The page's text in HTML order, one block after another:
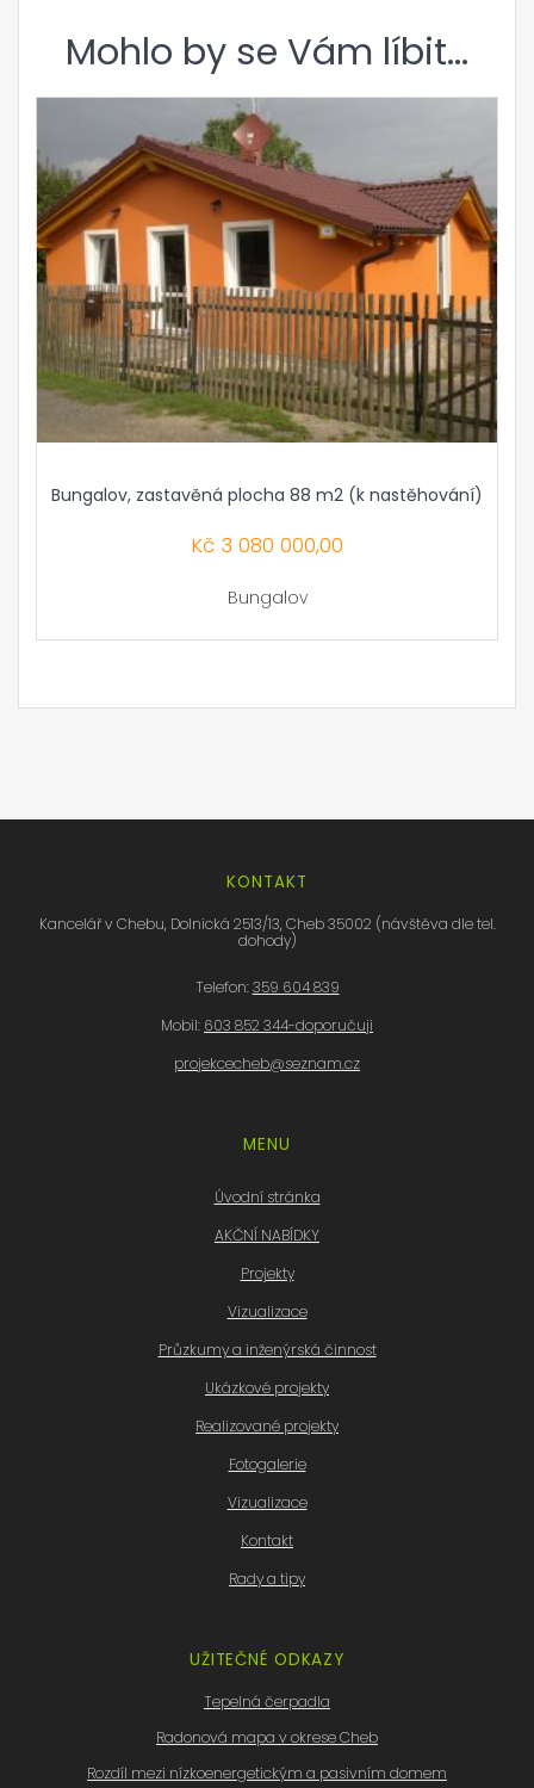
Mohlo by se Vám líbit…
Bungalov, zastavěná plocha 88 m2 (k nastěhování)
Kč 3 080 000,00
Bungalov
KONTAKT
Kancelář v Chebu, Dolnická 2513/13, Cheb 35002 (návštěva dle tel.
dohody)
Telefon:359 604 839
Mobil: 603 852 344-doporučuji
projekcecheb@seznam.cz
MENU
Úvodní stránka
AKČNÍ NABÍDKY
Projekty
Vizualizace
Průzkumy a inženýrská činnost
Ukázkové projekty
Realizované projekty
Fotogalerie
Vizualizace
Kontakt
Rady a tipy
UŽITEČNÉ ODKAZY
Tepelná čerpadla
Radonová mapa v okrese Cheb
Rozdíl mezi nízkoenergetickým a pasivním domem